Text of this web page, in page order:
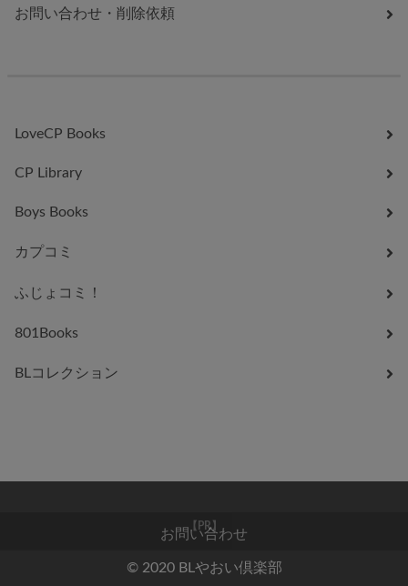
お問い合わせ・削除依頼
LoveCP Books
CP Library
Boys Books
カプコミ
ふじょコミ！
801Books
BLコレクション
お問い合わせ
© 2020 BLやおい倶楽部